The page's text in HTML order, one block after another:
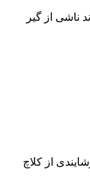
ناشی از گیر
از کلاچ